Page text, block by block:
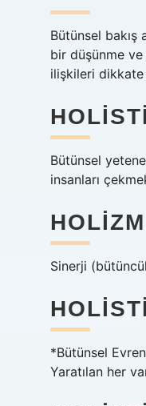
Bütünsel bakış
bir düşünme ve
ilişkileri dikkate
Bütünsel
insanları
Sinerji
*Bütünsel
Yaratılan her